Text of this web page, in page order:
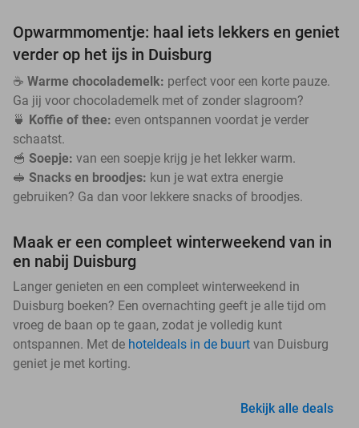
Opwarmmomentje: haal iets lekkers en geniet
verder op het ijs in Duisburg
☕ Warme chocolademelk: perfect voor een korte pauze.
Ga jij voor chocolademelk met of zonder slagroom?
🍵 Koffie of thee: even ontspannen voordat je verder
schaatst.
🥣 Soepje: van een soepje krijg je het lekker warm.
🥪 Snacks en broodjes: kun je wat extra energie
gebruiken? Ga dan voor lekkere snacks of broodjes.
Maak er een compleet winterweekend van in
en nabij Duisburg
Langer genieten en een compleet winterweekend in
Duisburg boeken? Een overnachting geeft je alle tijd om
vroeg de baan op te gaan, zodat je volledig kunt
ontspannen. Met de hoteldeals in de buurt van Duisburg
geniet je met korting.
Bekijk alle deals